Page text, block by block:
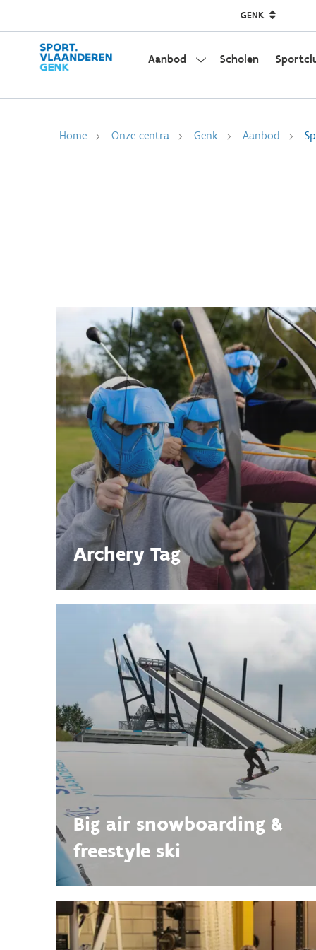
GENK
Aanbod Scholen
Home Onze centra Genk Aanbod
Archery Tag
Big air snowboarding &
freestyle ski